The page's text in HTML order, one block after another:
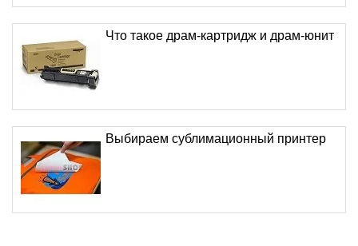
Что такое драм-картридж и драм-юнит
Выбираем сублимационный принтер